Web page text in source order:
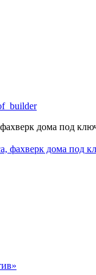
дома под